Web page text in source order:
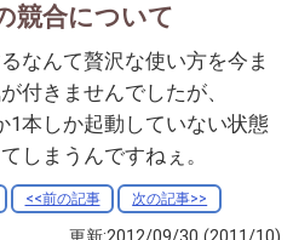
競合について
なんて贅沢な使い方を今ま
付きませんでしたが、
1本しか起動していない状態
しまうんですねぇ。
<<前の記事 次の記事>>